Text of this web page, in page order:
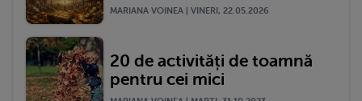
MARIANA VOINEA | VINERI, 22.05.2026
20 de activități de toamnă
pentru cei mici